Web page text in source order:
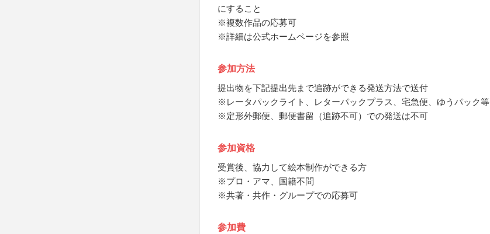
にすること
※複数作品の応募可
※詳細は公式ホームページを参照
参加方法
提出物を下記提出先まで追跡ができる発送方法で送付
※レータパックライト、レターパックプラス、宅急便、ゆうパック等
※定形外郵便、郵便書留（追跡不可）での発送は不可
参加資格
受賞後、協力して絵本制作ができる方
※プロ・アマ、国籍不問
※共著・共作・グループでの応募可
参加費